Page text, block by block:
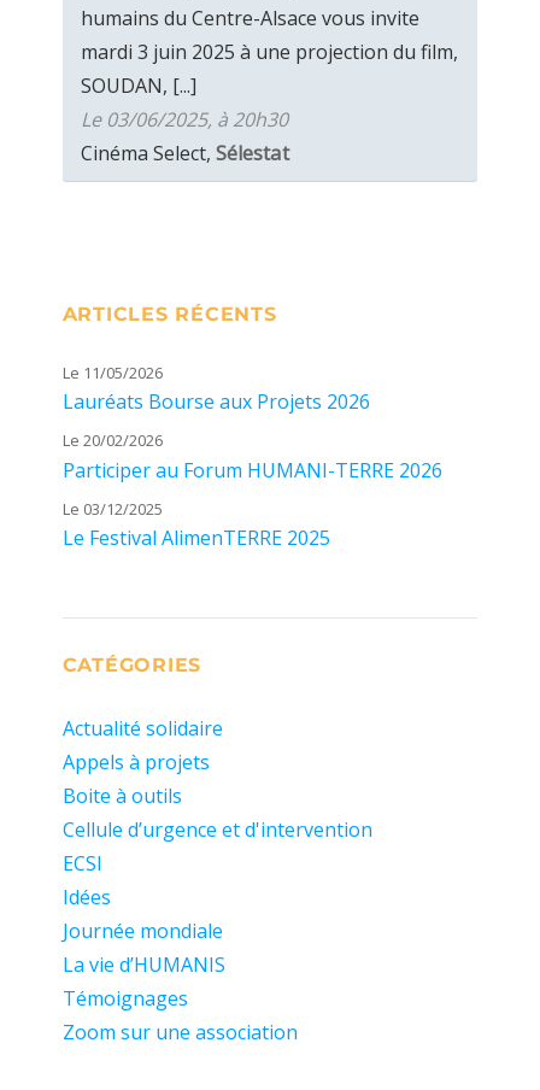
humains du Centre-Alsace vous invite
mardi 3 juin 2025 à une projection du film,
SOUDAN, [...]
Le 03/06/2025, à 20h30
Cinéma Select, Sélestat
ARTICLES RÉCENTS
Le 11/05/2026
Lauréats Bourse aux Projets 2026
Le 20/02/2026
Participer au Forum HUMANI-TERRE 2026
Le 03/12/2025
Le Festival AlimenTERRE 2025
CATÉGORIES
Actualité solidaire
Appels à projets
Boite à outils
Cellule d’urgence et d'intervention
ECSI
Idées
Journée mondiale
La vie d’HUMANIS
Témoignages
Zoom sur une association